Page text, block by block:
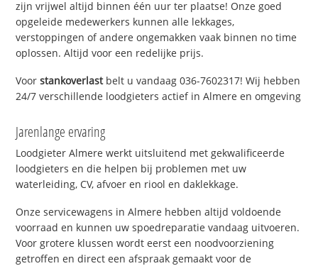
zijn vrijwel altijd binnen één uur ter plaatse! Onze goed
opgeleide medewerkers kunnen alle lekkages,
verstoppingen of andere ongemakken vaak binnen no time
oplossen. Altijd voor een redelijke prijs.
Voorstankoverlastbelt u vandaag 036-7602317! Wij hebben
24/7 verschillende loodgieters actief in Almere en omgeving
Jarenlange ervaring
Loodgieter Almere werkt uitsluitend met gekwalificeerde
loodgieters en die helpen bij problemen met uw
waterleiding, CV, afvoer en riool en daklekkage.
Onze servicewagens in Almere hebben altijd voldoende
voorraad en kunnen uw spoedreparatie vandaag uitvoeren.
Voor grotere klussen wordt eerst een noodvoorziening
getroffen en direct een afspraak gemaakt voor de